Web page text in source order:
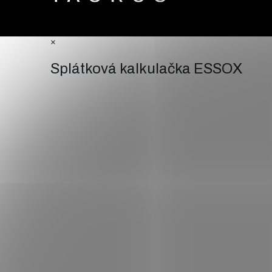
×
Splátková kalkulačka ESSOX